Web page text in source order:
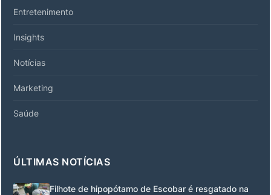
Entretenimento
Insights
Notícias
Marketing
Saúde
ÚLTIMAS NOTÍCIAS
Filhote de hipopótamo de Escobar é resgatado na